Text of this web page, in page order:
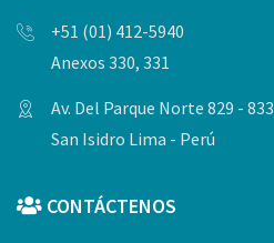
+51 (01) 412-5940
Anexos 330, 331
Av. Del Parque Norte 829 - 833
San Isidro Lima - Perú
CONTÁCTENOS